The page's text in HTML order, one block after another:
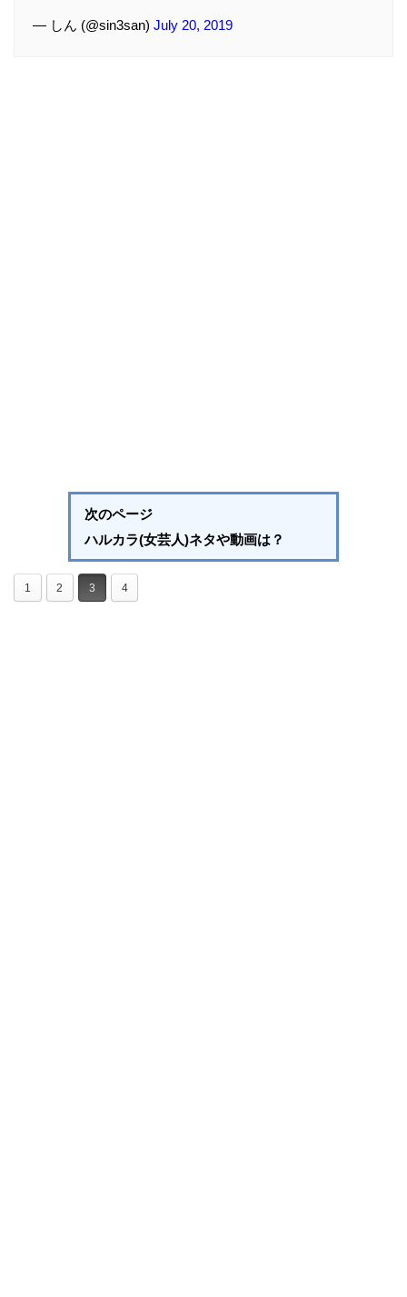
— しん (@sin3san) July 20, 2019
次のページ
ハルカラ(女芸人)ネタや動画は？
1 2 3 4